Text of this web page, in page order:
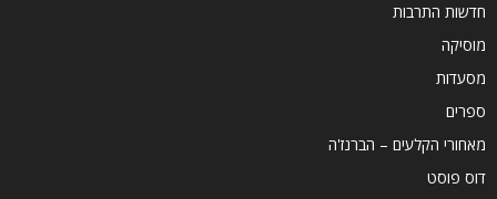
חדשות התרבות
מוסיקה
מסעדות
ספרים
מאחורי הקלעים – הברנז'ה
דוס פוסט